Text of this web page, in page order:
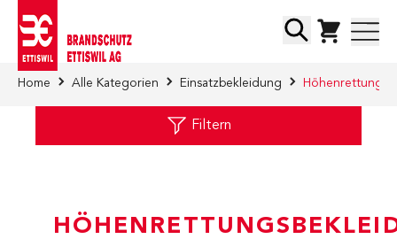
Suche
Home Alle Kategorien Einsatzbekleidung
Filtern